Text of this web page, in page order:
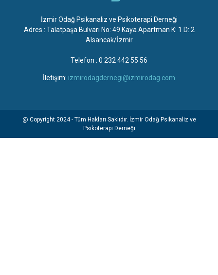
İzmir Odağ Psikanaliz ve Psikoterapi Derneği
Adres : Talatpaşa Bulvarı No: 49 Kaya Apartman K: 1 D: 2
Alsancak/İzmir
Telefon : 0 232 442 55 56
İletişim: izmirodagdernegi@izmirodag.com
@ Copyright 2024 - Tüm Hakları Saklıdır. İzmir Odağ Psikanaliz ve
Psikoterapi Derneği